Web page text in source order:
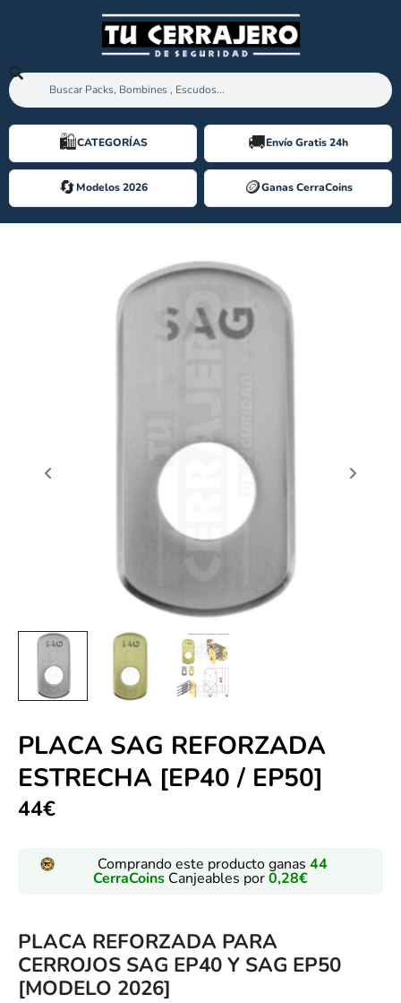
🛍️️CATEGORÍAS 🚚Envío Gratis 24h
🔄Modelos 2026 🪙️Ganas CerraCoins
PLACA SAG REFORZADA
ESTRECHA [EP40 / EP50]
44€
Comprando este producto ganas 44
CerraCoins Canjeables por0,28€
PLACA REFORZADA PARA
CERROJOS SAG EP40 Y SAG EP50
[MODELO 2026]